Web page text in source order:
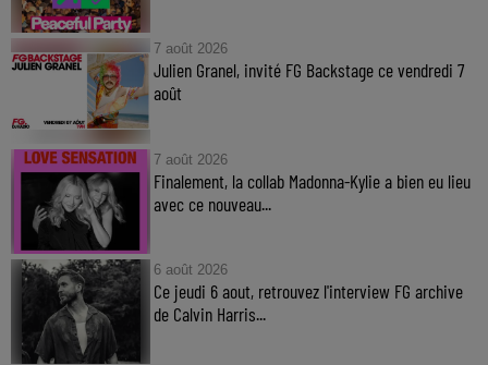
7 août 2026
Julien Granel, invité FG Backstage ce vendredi 7
août
7 août 2026
Finalement, la collab Madonna-Kylie a bien eu lieu
avec ce nouveau...
6 août 2026
Ce jeudi 6 aout, retrouvez l'interview FG archive
de Calvin Harris...